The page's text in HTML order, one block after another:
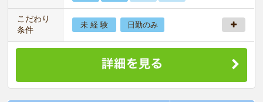
こだわり
条件
未 経 験 日勤のみ